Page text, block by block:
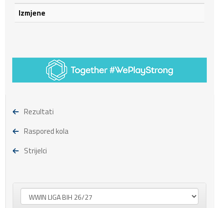
Izmjene
Rezultati
Raspored kola
Strijelci